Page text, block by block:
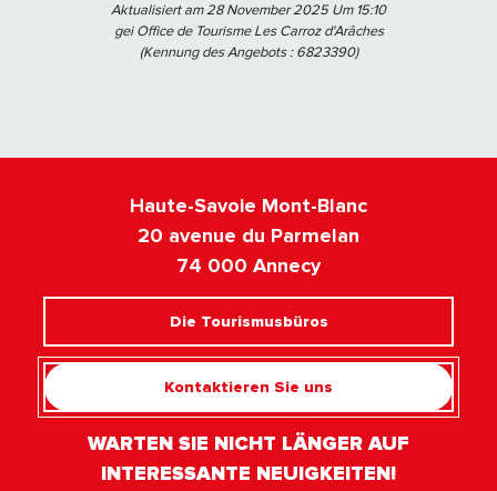
Aktualisiert am 28 November 2025 Um 15:10
gei Office de Tourisme Les Carroz d'Arâches
(Kennung des Angebots :6823390)
Haute-Savoie Mont-Blanc
20 avenue du Parmelan
74 000 Annecy
Die Tourismusbüros
Kontaktieren Sie uns
WARTEN SIE NICHT LÄNGER AUF
INTERESSANTE NEUIGKEITEN!